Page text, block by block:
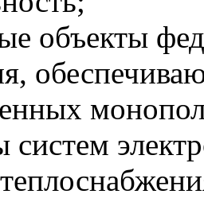
объекты
систем